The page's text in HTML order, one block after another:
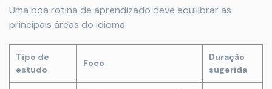
Uma boa rotina de aprendizado deve equilibrar as
principais áreas do idioma:
Tipo de
estudo
Foco
Duração
sugerida